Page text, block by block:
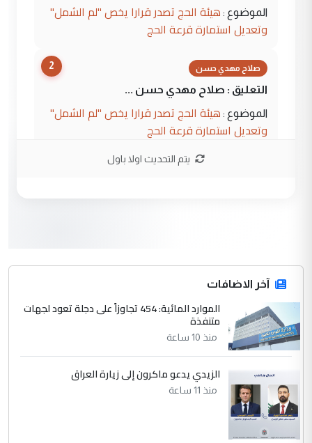
الموضوع : هيئة الحج تصدر قرارا يخص "لم الشمل"
وتعديل استمارة قرعة الحج
2 صلاح مهدي حسن
التعليق : صلاح مهدي حسن ...
الموضوع : هيئة الحج تصدر قرارا يخص "لم الشمل"
وتعديل استمارة قرعة الحج
المشترك لا تستهدف أية دولة ومفتوحة لانضمام
الدول الشقيقة
4 يوسف غزوان عصمت
التعليق : بكالوريوس فيزياء طبية متزوج و
زوجتي أيضا بكالوريوس سكني بغداد أرغب في
إكمال دراستي داخل ...
الموضوع :
السعودية توافق على الاستمرار في
جامعاتها سنويا
يتم التحديث اولا باول
آخر الاضافات
الموارد المائية: 454 تجاوزاً على دجلة تعود لجهات
متنفذة
منذ 10 ساعة
الزيدي يدعو ماكرون إلى زيارة العراق
منذ 11 ساعة